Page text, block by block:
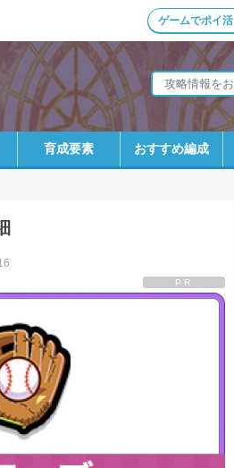
ゲームでポイ活
育成要素 おすすめ編成
PR